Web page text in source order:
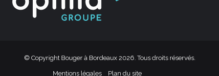
© Copyright Bouger à Bordeaux 2026. Tous droits réservés.
Mentions légales Plan du site